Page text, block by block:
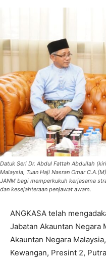
Datuk Seri Dr. Abdul Fattah Abdullah
Malaysia, Tuan Haji Nasran Omar
JANM bagi memperkukuh kerjasama
dan kesejahteraan penjawat awam.
ANGKASA telah
Jabatan Akauntan Negara
Akauntan Negara
Kewangan, Presint 2,